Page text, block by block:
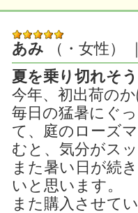
あみ （・女性）
夏を乗り切れそ
今年、初出荷の
毎日の猛暑にぐ
て、庭のローズ
むと、気分がス
また暑い日が続
いと思います。
また購入させて